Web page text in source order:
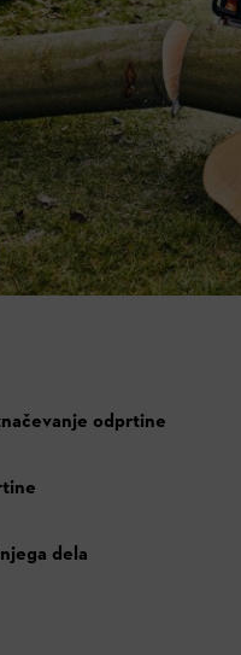
odprtine
dela